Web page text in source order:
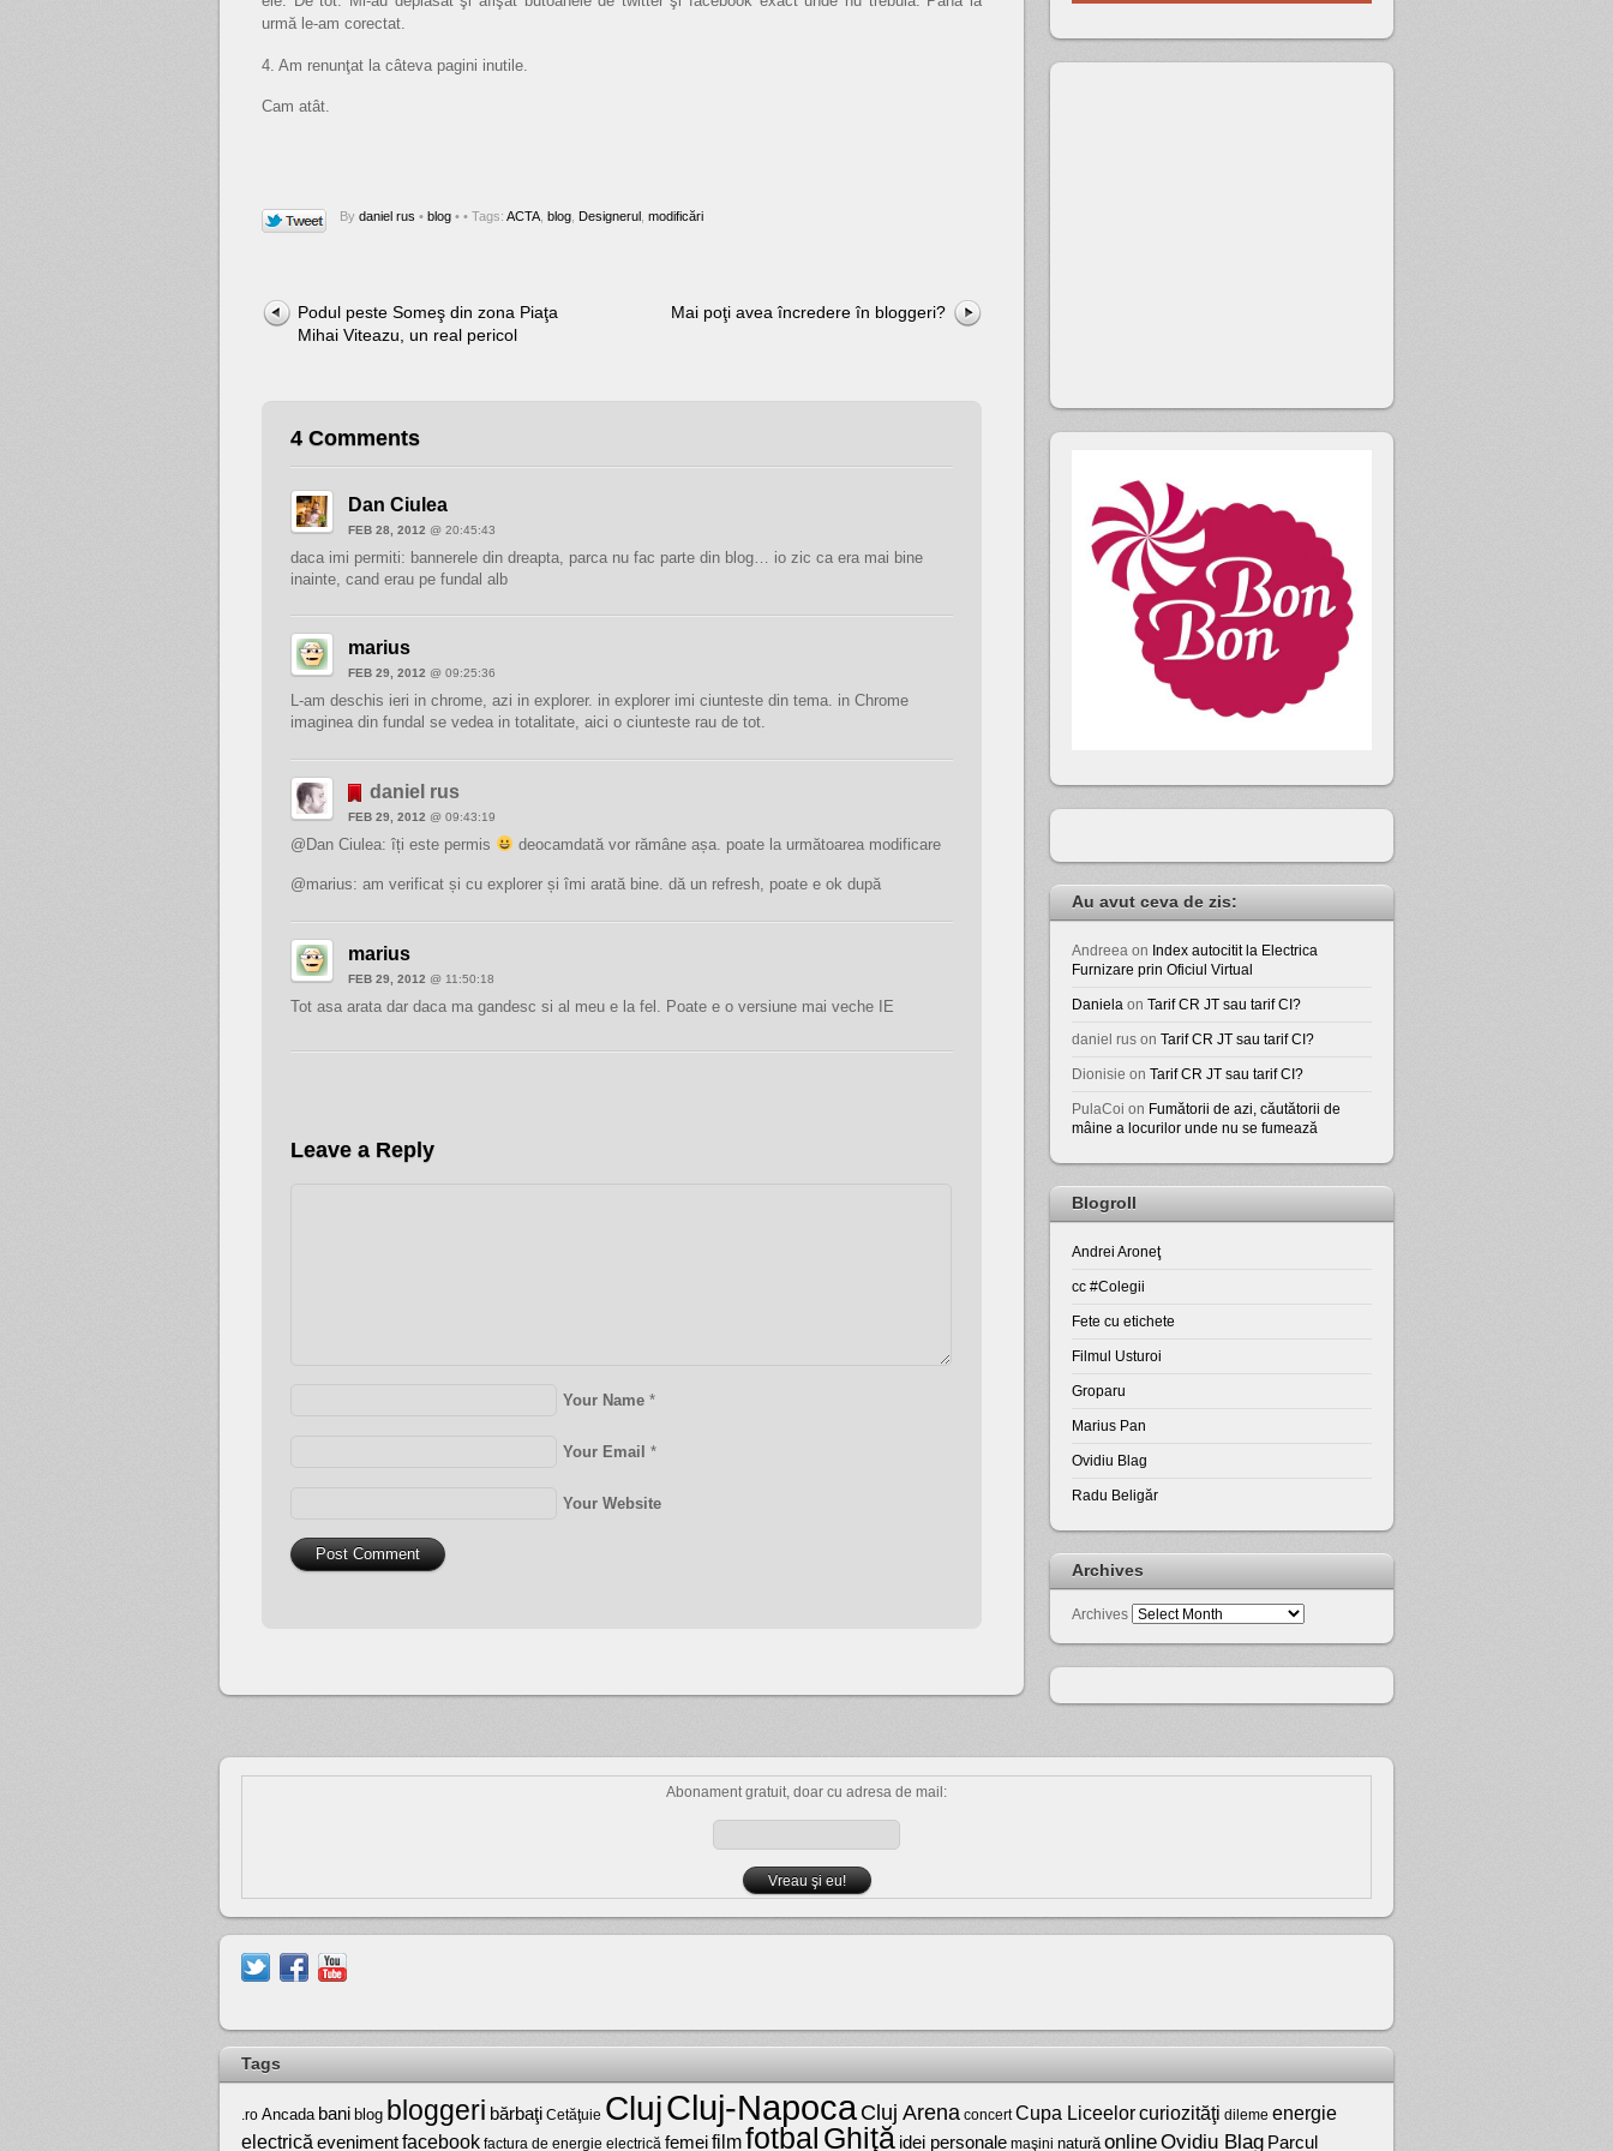
urmă le-am corectat.
4. Am renunţat la câteva pagini inutile.
Cam atât.
By daniel rus • blog • • Tags: ACTA blog Designerul modificări
Podul peste Someş din zona Piaţa
Mihai Viteazu, un real pericol
Mai poţi avea încredere în bloggeri?
4 Comments
Dan Ciulea
FEB 28, 2012 @ 20:45:43
daca imi permiti: bannerele din dreapta, parca nu fac parte din blog… io zic ca era mai bine
inainte, cand erau pe fundal alb
marius
FEB 29, 2012 @ 09:25:36
L-am deschis ieri in chrome, azi in explorer. in explorer imi ciunteste din tema. in Chrome
imaginea din fundal se vedea in totalitate, aici o ciunteste rau de tot.
daniel rus
FEB 29, 2012 @ 09:43:19
@Dan Ciulea: îți este permis deocamdată vor rămâne așa. poate la următoarea modificare
@marius: am verificat și cu explorer și îmi arată bine. dă un refresh, poate e ok după
marius
FEB 29, 2012 @ 11:50:18
Tot asa arata dar daca ma gandesc si al meu e la fel. Poate e o versiune mai veche IE
Leave a Reply
Your Name *
Your Email *
Your Website
Au avut ceva de zis:
Andreea on Index autocitit la Electrica
Furnizare prin Oficiul Virtual
Daniela on Tarif CR JT sau tarif CI?
daniel rus on Tarif CR JT sau tarif CI?
Dionisie on Tarif CR JT sau tarif CI?
PulaCoi on Fumătorii de azi, căutătorii de
mâine a locurilor unde nu se fumează
Blogroll
Andrei Aroneţ
cc #Colegii
Fete cu etichete
Filmul Usturoi
Groparu
Marius Pan
Ovidiu Blag
Radu Beligăr
Archives
Archives
Abonament gratuit, doar cu adresa de mail:
Tags
.ro Ancada bani blog bloggeri bărbaţi Cetăţuie ClujCluj-Napoca Cluj Arena concert Cupa Liceelorcuriozităţi dileme energie
electrică evenimentfacebook factura de energie electrică femeifilmfotbal Ghiţă idei personale maşini natură onlineOvidiu Blag Parcul